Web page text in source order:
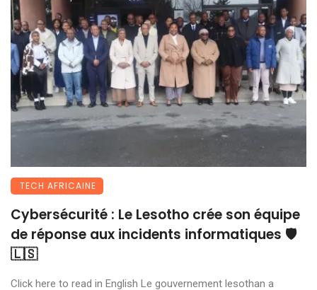
TECH AFRICAINE
Cybersécurité : Le Lesotho crée son équipe
de réponse aux incidents informatiques 🛡️
🇱🇸
Click here to read in English Le gouvernement lesothan a